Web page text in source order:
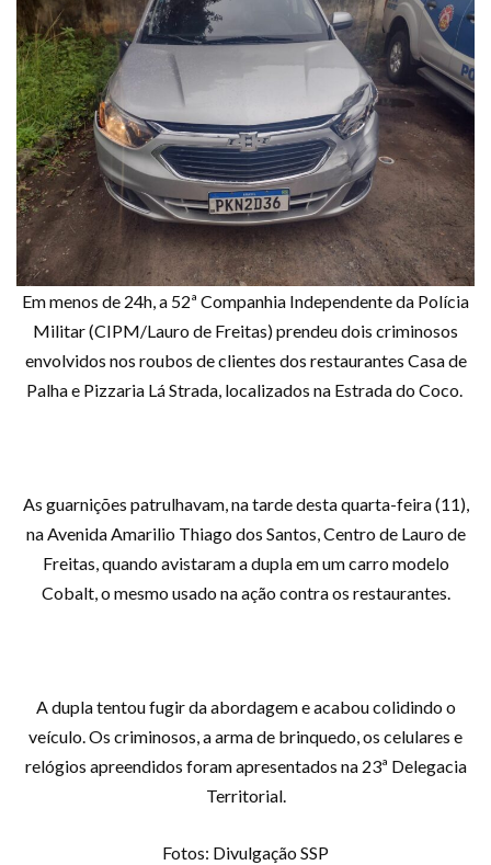
Em menos de 24h, a 52ª Companhia Independente da Polícia
Militar (CIPM/Lauro de Freitas) prendeu dois criminosos
envolvidos nos roubos de clientes dos restaurantes Casa de
Palha e Pizzaria Lá Strada, localizados na Estrada do Coco.
As guarnições patrulhavam, na tarde desta quarta-feira (11),
na Avenida Amarilio Thiago dos Santos, Centro de Lauro de
Freitas, quando avistaram a dupla em um carro modelo
Cobalt, o mesmo usado na ação contra os restaurantes.
A dupla tentou fugir da abordagem e acabou colidindo o
veículo. Os criminosos, a arma de brinquedo, os celulares e
relógios apreendidos foram apresentados na 23ª Delegacia
Territorial.
Fotos: Divulgação SSP